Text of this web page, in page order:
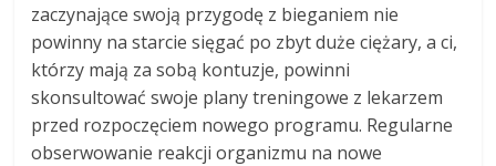
zaczynające swoją przygodę z bieganiem nie
powinny na starcie sięgać po zbyt duże ciężary, a ci,
którzy mają za sobą kontuzje, powinni
skonsultować swoje plany treningowe z lekarzem
przed rozpoczęciem nowego programu. Regularne
obserwowanie reakcji organizmu na nowe